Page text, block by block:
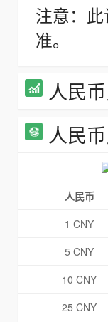
注意：
准。
人民
人民
人民币
1 CNY
5 CNY
10 CNY
25 CNY